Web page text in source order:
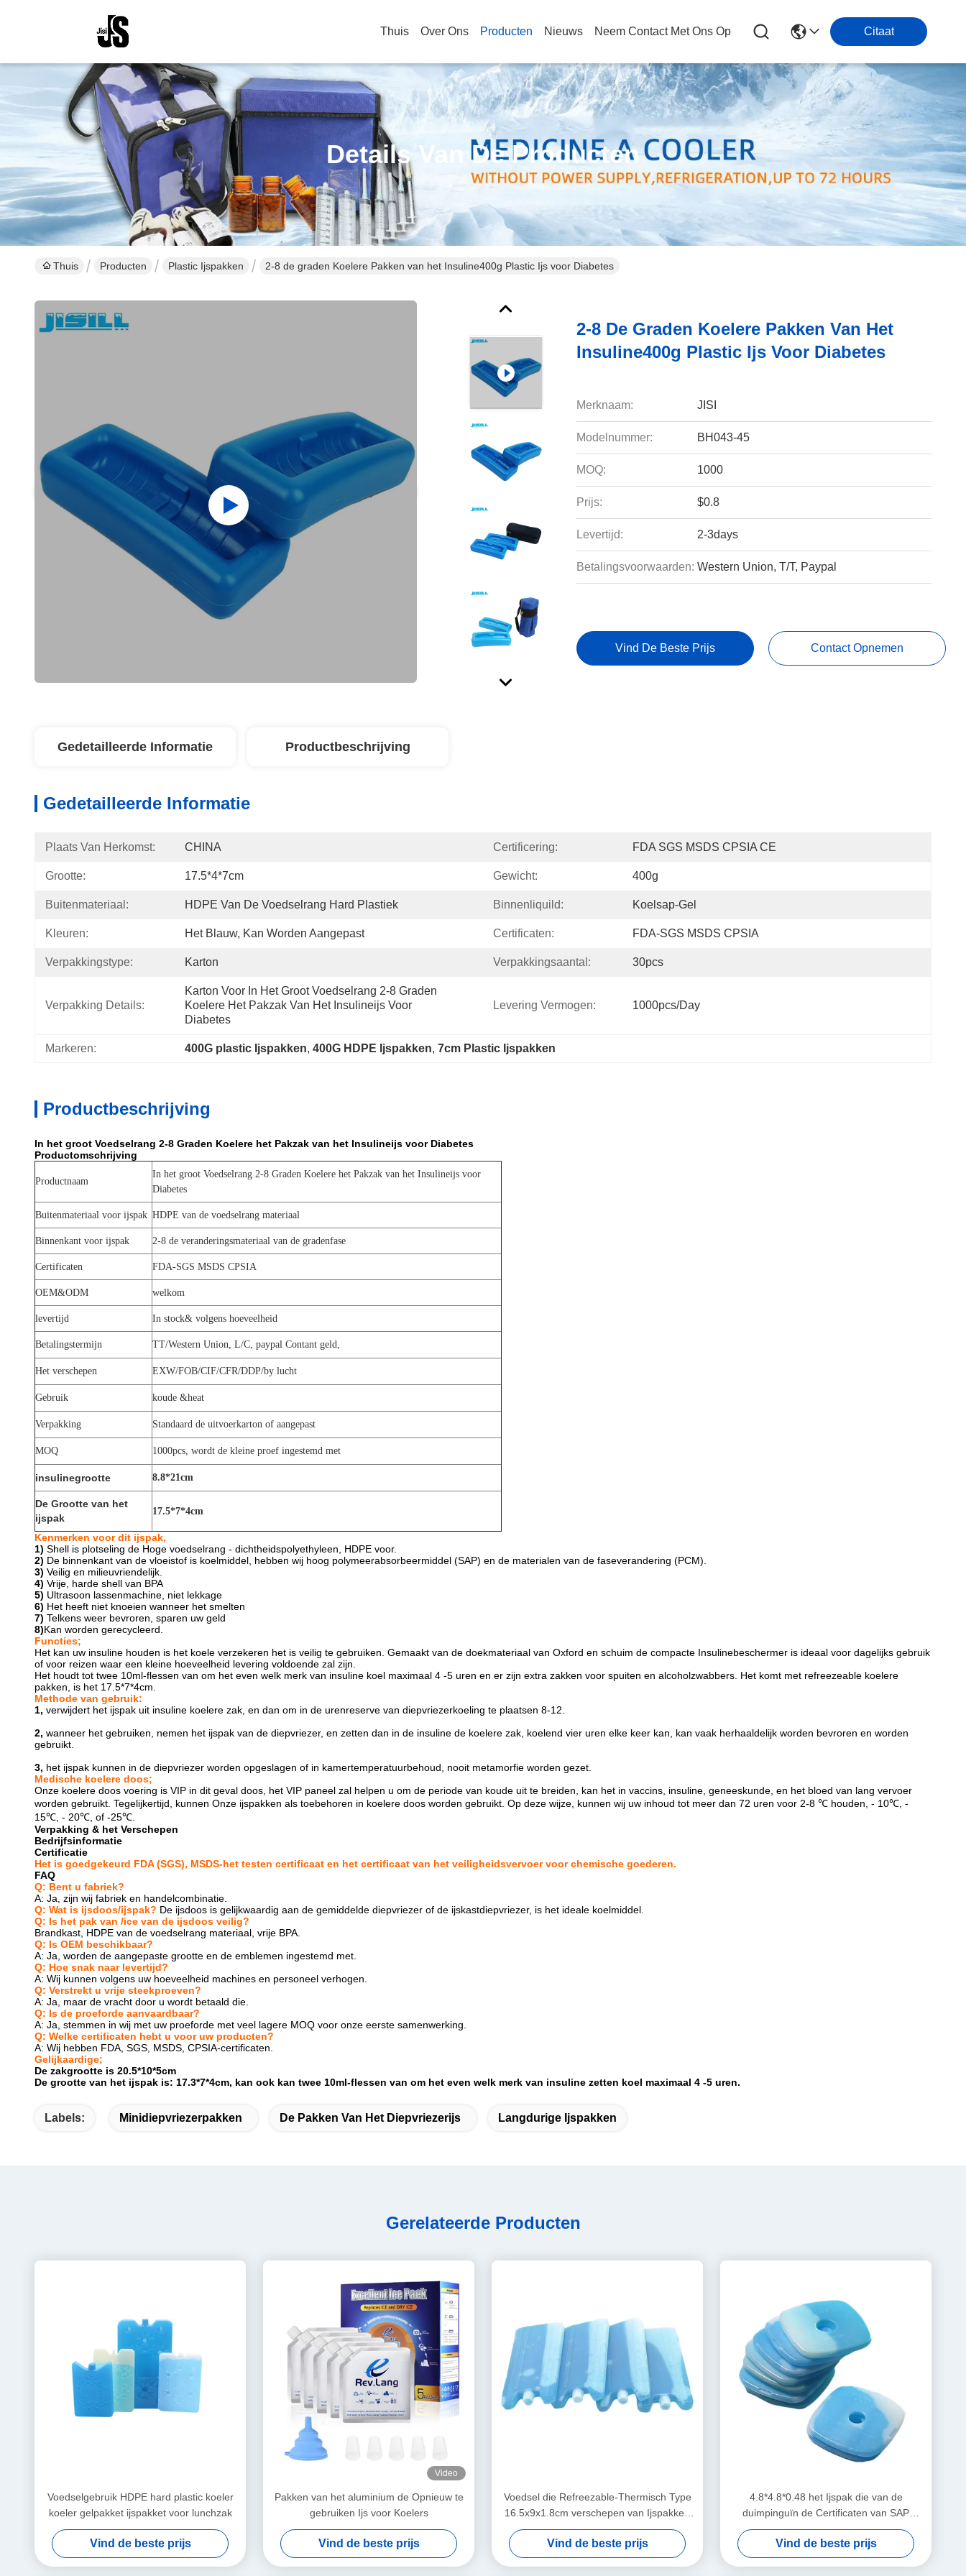
Thuis Over Ons Producten Nieuws Neem Contact Met Ons Op Citaat
Details Van De Producten
Thuis Producten Plastic Ijspakken 2-8 de graden Koelere Pakken van het Insuline400g Plastic Ijs voor Diabetes
2-8 De Graden Koelere Pakken Van Het
Insuline400g Plastic Ijs Voor Diabetes
Merknaam: JISI
Modelnummer: BH043-45
MOQ: 1000
Prijs: $0.8
Levertijd: 2-3days
Betalingsvoorwaarden: Western Union, T/T, Paypal
Vind De Beste Prijs Contact Opnemen
Gedetailleerde Informatie Productbeschrijving
Gedetailleerde Informatie
Plaats Van Herkomst: CHINA Certificering: FDA SGS MSDS CPSIA CE
Grootte: 17.5*4*7cm Gewicht: 400g
Buitenmateriaal: HDPE Van De Voedselrang Hard Plastiek Binnenliquild: Koelsap-Gel
Kleuren: Het Blauw, Kan Worden Aangepast Certificaten: FDA-SGS MSDS CPSIA
Verpakkingstype: Karton Verpakkingsaantal: 30pcs
Verpakking Details:
Karton Voor In Het Groot Voedselrang 2-8 Graden
Koelere Het Pakzak Van Het Insulineijs Voor
Diabetes
Levering Vermogen: 1000pcs/day
Markeren: 400G plastic Ijspakken, 400G HDPE Ijspakken, 7cm Plastic Ijspakken
Productbeschrijving
In het groot Voedselrang 2-8 Graden Koelere het Pakzak van het Insulineijs voor Diabetes
Productomschrijving
Productnaam
In het groot Voedselrang 2-8 Graden Koelere het Pakzak van het Insulineijs voor
Diabetes
Buitenmateriaal voor ijspak HDPE van de voedselrang materiaal
Binnenkant voor ijspak 2-8 de veranderingsmateriaal van de gradenfase
Certificaten FDA-SGS MSDS CPSIA
OEM&ODM welkom
levertijd In stock& volgens hoeveelheid
Betalingstermijn TT/Western Union, L/C, paypal Contant geld,
Het verschepen EXW/FOB/CIF/CFR/DDP/by lucht
Gebruik koude &heat
Verpakking Standaard de uitvoerkarton of aangepast
MOQ 1000pcs, wordt de kleine proef ingestemd met
insulinegrootte 8.8*21cm
De Grootte van het
ijspak
17.5*7*4cm
Kenmerken voor dit ijspak,
1) Shell is plotseling de Hoge voedselrang - dichtheidspolyethyleen, HDPE voor.
2) De binnenkant van de vloeistof is koelmiddel, hebben wij hoog polymeerabsorbeermiddel (SAP) en de materialen van de faseverandering (PCM).
3) Veilig en milieuvriendelijk.
4) Vrije, harde shell van BPA
5) Ultrasoon lassenmachine, niet lekkage
6) Het heeft niet knoeien wanneer het smelten
7) Telkens weer bevroren, sparen uw geld
8)Kan worden gerecycleerd.
Functies;
Het kan uw insuline houden is het koele verzekeren het is veilig te gebruiken. Gemaakt van de doekmateriaal van Oxford en schuim de compacte Insulinebeschermer is ideaal voor dagelijks gebruik
of voor reizen waar een kleine hoeveelheid levering voldoende zal zijn.
Het houdt tot twee 10ml-flessen van om het even welk merk van insuline koel maximaal 4 -5 uren en er zijn extra zakken voor spuiten en alcoholzwabbers. Het komt met refreezeable koelere
pakken, is het 17.5*7*4cm.
Methode van gebruik:
1, verwijdert het ijspak uit insuline koelere zak, en dan om in de urenreserve van diepvriezerkoeling te plaatsen 8-12.
2, wanneer het gebruiken, nemen het ijspak van de diepvriezer, en zetten dan in de insuline de koelere zak, koelend vier uren elke keer kan, kan vaak herhaaldelijk worden bevroren en worden
gebruikt.
3, het ijspak kunnen in de diepvriezer worden opgeslagen of in kamertemperatuurbehoud, nooit metamorfie worden gezet.
Medische koelere doos;
Onze koelere doos voering is VIP in dit geval doos, het VIP paneel zal helpen u om de periode van koude uit te breiden, kan het in vaccins, insuline, geneeskunde, en het bloed van lang vervoer
worden gebruikt. Tegelijkertijd, kunnen Onze ijspakken als toebehoren in koelere doos worden gebruikt. Op deze wijze, kunnen wij uw inhoud tot meer dan 72 uren voor 2-8 ℃ houden, - 10℃, -
15℃, - 20℃, of -25℃.
Verpakking & het Verschepen
Bedrijfsinformatie
Certificatie
Het is goedgekeurd FDA (SGS), MSDS-het testen certificaat en het certificaat van het veiligheidsvervoer voor chemische goederen.
FAQ
Q: Bent u fabriek?
A: Ja, zijn wij fabriek en handelcombinatie.
Q: Wat is ijsdoos/ijspak? De ijsdoos is gelijkwaardig aan de gemiddelde diepvriezer of de ijskastdiepvriezer, is het ideale koelmiddel.
Q: Is het pak van /ice van de ijsdoos veilig?
Brandkast, HDPE van de voedselrang materiaal, vrije BPA.
Q: Is OEM beschikbaar?
A: Ja, worden de aangepaste grootte en de emblemen ingestemd met.
Q: Hoe snak naar levertijd?
A: Wij kunnen volgens uw hoeveelheid machines en personeel verhogen.
Q: Verstrekt u vrije steekproeven?
A: Ja, maar de vracht door u wordt betaald die.
Q: Is de proeforde aanvaardbaar?
A: Ja, stemmen in wij met uw proeforde met veel lagere MOQ voor onze eerste samenwerking.
Q: Welke certificaten hebt u voor uw producten?
A: Wij hebben FDA, SGS, MSDS, CPSIA-certificaten.
Gelijkaardige;
De zakgrootte is 20.5*10*5cm
De grootte van het ijspak is: 17.3*7*4cm, kan ook kan twee 10ml-flessen van om het even welk merk van insuline zetten koel maximaal 4 -5 uren.
Labels: Minidiepvriezerpakken De Pakken Van Het Diepvriezerijs Langdurige Ijspakken
Gerelateerde Producten
Voedselgebruik HDPE hard plastic koeler
koeler gelpakket ijspakket voor lunchzak
Vind de beste prijs
Video
Pakken van het aluminium de Opnieuw te
gebruiken Ijs voor Koelers
Vind de beste prijs
Voedsel die Refreezable-Thermisch Type
16.5x9x1.8cm verschepen van Ijspakken
Grootte
Vind de beste prijs
4.8*4.8*0.48 het Ijspak die van de
duimpinguïn de Certificaten van SAP
koelen Liquild CPSIA
Vind de beste prijs